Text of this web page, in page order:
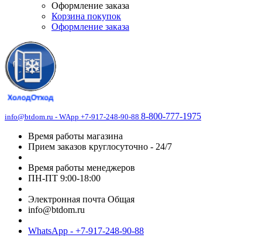
Оформление заказа
Корзина покупок
Оформление заказа
info@btdom.ru - WApp +7-917-248-90-88 8-800-777-1975
Время работы магазина
Прием заказов круглосуточно - 24/7
Время работы менеджеров
ПН-ПТ 9:00-18:00
Электронная почта Общая
info@btdom.ru
WhatsApp - +7-917-248-90-88